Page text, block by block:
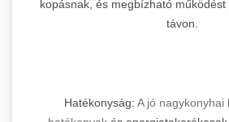
kopásnak, és megbízható
távon.
Hatékonyság: A jó nagykonyhai